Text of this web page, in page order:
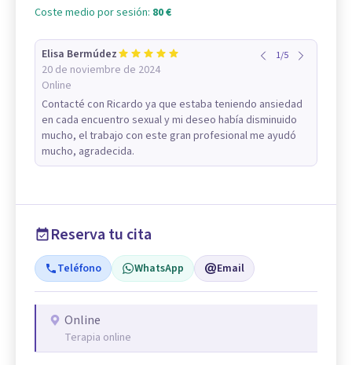
Coste medio por sesión: 80 €
Elisa Bermúdez
20 de noviembre de 2024
Online
1/5
Contacté con Ricardo ya que estaba teniendo ansiedad
en cada encuentro sexual y mi deseo había disminuido
mucho, el trabajo con este gran profesional me ayudó
mucho, agradecida.
Reserva tu cita
Teléfono WhatsApp Email
Online
Terapia online